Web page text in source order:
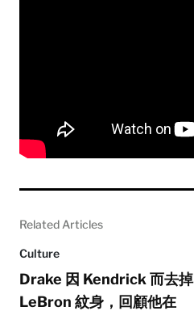
Related Articles
Culture
Drake 因 Kendrick 而去掉
LeBron 紋身，回顧他在